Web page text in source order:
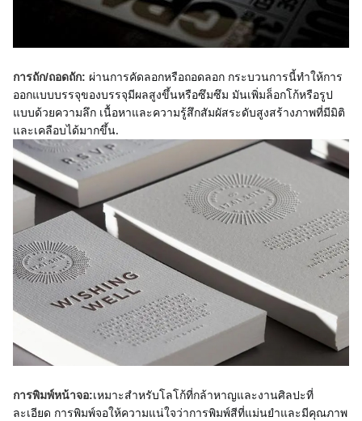
การถัก/ถอดถัก: ผ่านการคัดลอกหรือถอดลอก กระบวนการนี้ทําให้การ
ออกแบบบรรจุของบรรจุมีผลสูงขึ้นหรือซึมซึม มันเพิ่มล็อกโก้หรือรูป
แบบด้วยความลึก เนื้อหาและความรู้สึกสัมผัสระดับสูงสร้างภาพที่มีมิติ
และเคลือบได้มากขึ้น.
การพิมพ์หน้าจอ:เหมาะสําหรับโลโก้ที่กล้าหาญและงานศิลปะที่
ละเอียด การพิมพ์จอให้ความแน่ใจว่าการพิมพ์สีที่แม่นยําและมีคุณภาพ